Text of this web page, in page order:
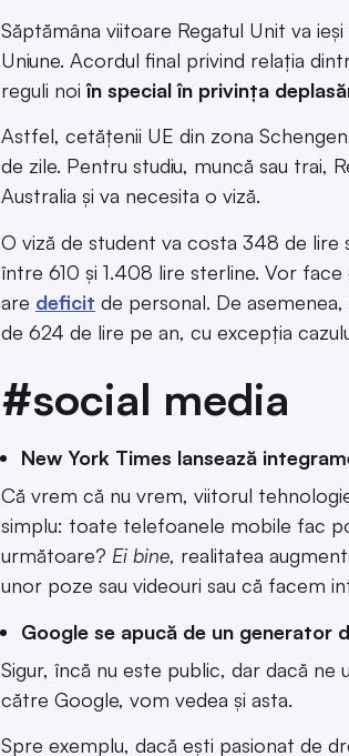
Săptămâna viitoare Regatul Unit va
Uniune. Acordul final privind relația
reguli noiîn special în privința
Astfel, cetățenii UE din zona
de zile. Pentru studiu, muncă sau trai,
Australia și va necesita o viză.
O viză de student va costa 348 de
între 610 și 1.408 lire sterline. Vor
are deficit de personal. De
de 624 de lire pe an, cu excepția
#social media
New York Times lansează
Că vrem că nu vrem, viitorul
simplu: toate telefoanele mobile fac
următoare? Ei bine, realitatea
unor poze sau videouri sau că facem
Google se apucă de un generator
Sigur, încă nu este public, dar dacă
către Google, vom vedea și asta.
Spre exemplu, dacă ești pasionat de